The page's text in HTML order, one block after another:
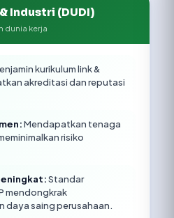
Industri (DUDI)
dunia kerja
kurikulum link &
akreditasi dan reputasi
Mendapatkan tenaga
risiko
Standar
mendongkrak
daya saing perusahaan.